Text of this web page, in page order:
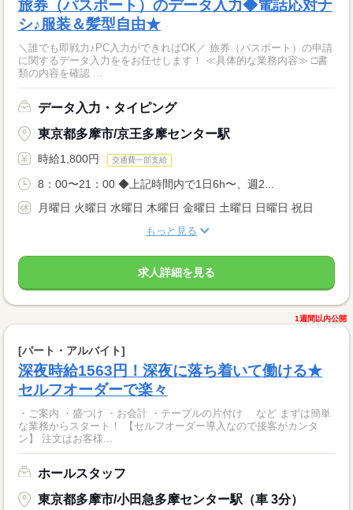
旅券（パスポート）のデータ入力◆電話応対ナ
シ♪服装＆髪型自由★
＼誰でも即戦力♪PC入力ができればOK／ 旅券（パスポート）の申請
に関するデータ入力ををお任せします！ ≪具体的な業務内容≫ □書
類の内容を確認 ...
データ入力・タイピング
東京都多摩市/京王多摩センター駅
時給1,800円 交通費一部支給
8：00〜21：00 ◆上記時間内で1日6h〜、週2...
月曜日 火曜日 水曜日 木曜日 金曜日 土曜日 日曜日 祝日
もっと見る
求人詳細を見る
1週間以内公開
[パート・アルバイト]
深夜時給1563円！深夜に落ち着いて働ける★
セルフオーダーで楽々
・ご案内 ・盛つけ ・お会計 ・テーブルの片付け など まずは簡単
な業務からスタート！ 【セルフオーダー導入なので接客がカンタ
ン】 注文はお客様...
ホールスタッフ
東京都多摩市/小田急多摩センター駅（車 3分）